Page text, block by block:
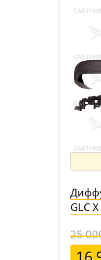
GLC
25